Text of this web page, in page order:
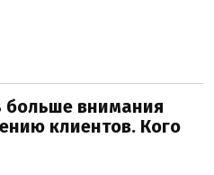
больше внимания
клиентов. Кого